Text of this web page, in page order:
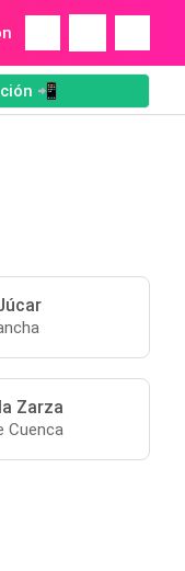
📲
Zarza
Cuenca